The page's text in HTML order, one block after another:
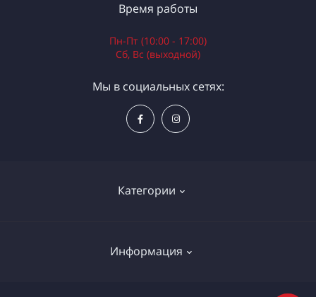
Категории
Электроинструменты
Информация
Время работы
Пн-Пт (10:00 - 17:00)
Сб, Вс (выходной)
Мы в социальных сетях: